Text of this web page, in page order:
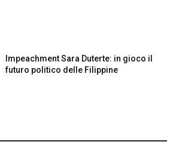
Impeachment Sara Duterte: in gioco il
futuro politico delle Filippine